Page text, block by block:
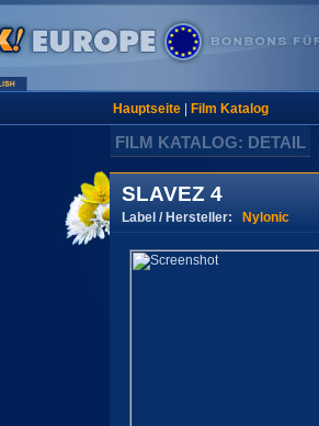
Hauptseite| Film Katalog
FILM KATALOG: DETAIL
SLAVEZ 4
Label / Hersteller: Nylonic